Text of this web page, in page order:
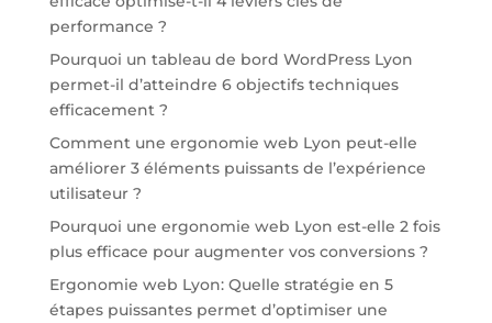
performance ?
Pourquoi un tableau de bord WordPress Lyon
permet-il d’atteindre 6 objectifs techniques
efficacement ?
Comment une ergonomie web Lyon peut-elle
améliorer 3 éléments puissants de l’expérience
utilisateur ?
Pourquoi une ergonomie web Lyon est-elle 2 fois
plus efficace pour augmenter vos conversions ?
Ergonomie web Lyon: Quelle stratégie en 5
étapes puissantes permet d’optimiser une